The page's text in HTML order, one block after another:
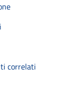
correlati